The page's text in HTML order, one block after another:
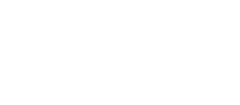
postępowań o udzielnie
z udzielaniem zamówień
przygotowywania i
wszczęcie postępowań o
postępowań o udzielenie